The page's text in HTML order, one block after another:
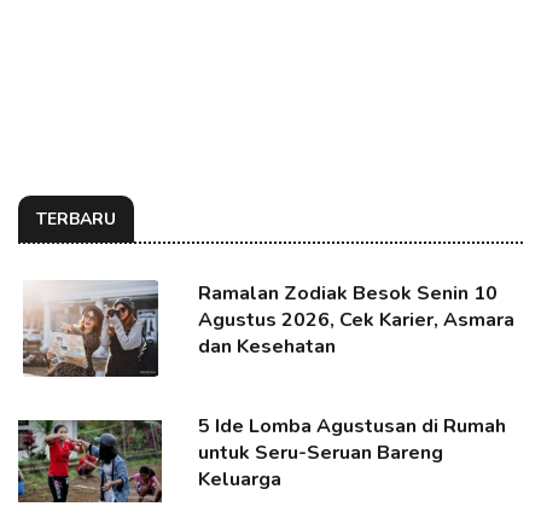
TERBARU
Ramalan Zodiak Besok Senin 10
Agustus 2026, Cek Karier, Asmara
dan Kesehatan
5 Ide Lomba Agustusan di Rumah
untuk Seru-Seruan Bareng
Keluarga